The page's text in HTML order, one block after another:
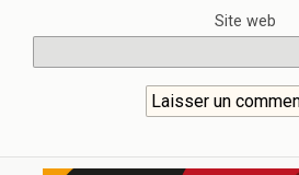
Site web